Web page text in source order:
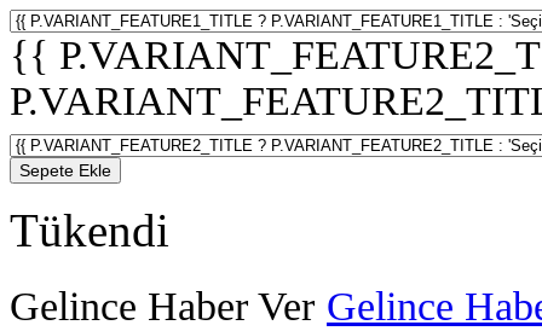
{{
Sepete Ekle
Tükendi
Gelince Haber Ver Gelince